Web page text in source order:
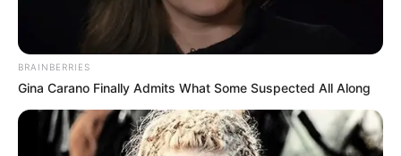
BRAINBERRIES
Gina Carano Finally Admits What Some Suspected All Along